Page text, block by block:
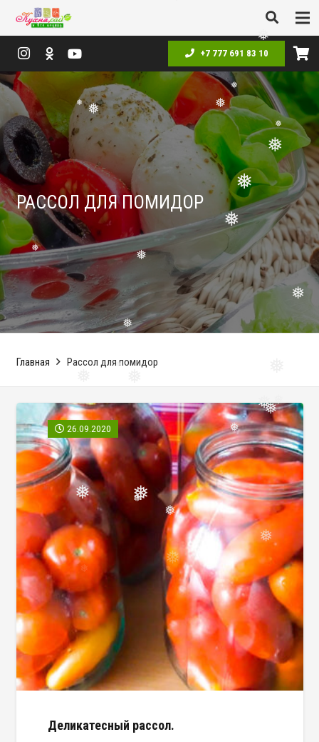
❅
❅
❅
❅
❅
❅
❅
❅
❅
❅
❅
❅
❅
❅
❅
❅
❅
❅
❅
❅
❅
+7 777 691 83 10
РАССОЛ ДЛЯ ПОМИДОР
Главная Рассол для помидор
26.09.2020
Деликатесный рассол.